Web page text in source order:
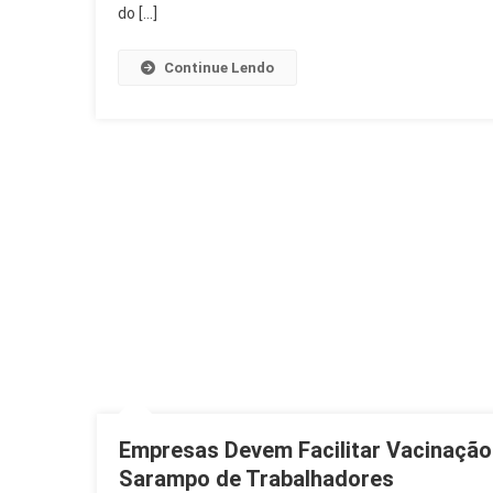
do […]
Continue Lendo
Empresas Devem Facilitar Vacinação
Sarampo de Trabalhadores